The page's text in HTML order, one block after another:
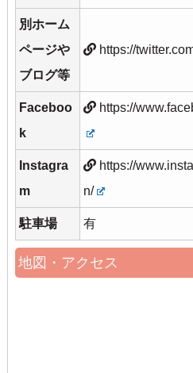
別ホーム
ページや
ブログ等
https://
Faceboo
k
https://
Instagra
m
https://
n/
駐車場 有
地図・アクセス